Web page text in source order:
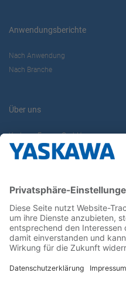
Anwendungsberichte
Nach Anwendung
Nach Branche
Über uns
Yaskawa Europe GmbH
Karriere
Newsletter
Follow us on...